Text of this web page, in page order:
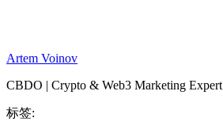
Artem Voinov
CBDO | Crypto & Web3 Marketing Expert
标签: